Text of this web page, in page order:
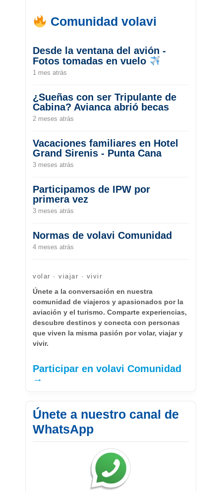
Comunidad volavi
Desde la ventana del avión -
Fotos tomadas en vuelo
1 mes atrás
¿Sueñas con ser Tripulante de
Cabina? Avianca abrió becas
2 meses atrás
Vacaciones familiares en Hotel
Grand Sirenis - Punta Cana
3 meses atrás
Participamos de IPW por
primera vez
3 meses atrás
Normas de volavi Comunidad
4 meses atrás
volar · viajar · vivir
Únete a la conversación en nuestra
comunidad de viajeros y apasionados por la
aviación y el turismo. Comparte experiencias,
descubre destinos y conecta con personas
que viven la misma pasión por volar, viajar y
vivir.
Participar en volavi Comunidad
→
Únete a nuestro canal de
WhatsApp